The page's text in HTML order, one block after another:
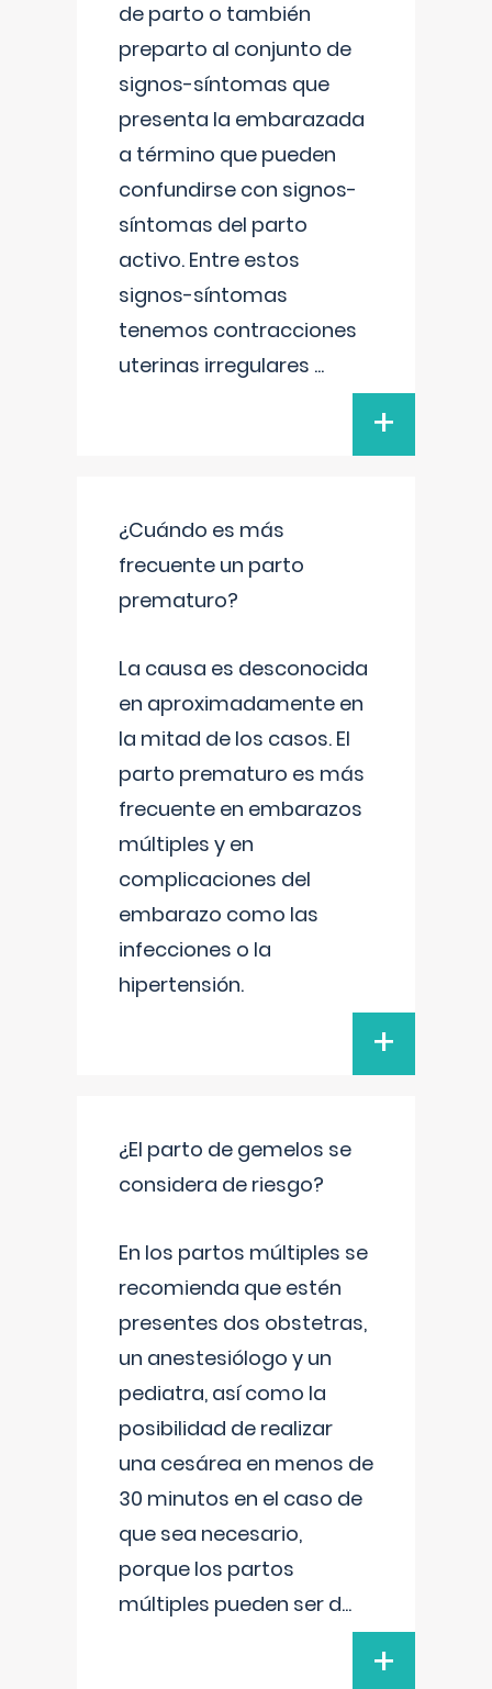
de parto o también
preparto al conjunto de
signos-síntomas que
presenta la embarazada
a término que pueden
confundirse con signos-
síntomas del parto
activo. Entre estos
signos-síntomas
tenemos contracciones
uterinas irregulares ...
+
¿Cuándo es más
frecuente un parto
prematuro?
La causa es desconocida
en aproximadamente en
la mitad de los casos. El
parto prematuro es más
frecuente en embarazos
múltiples y en
complicaciones del
embarazo como las
infecciones o la
hipertensión.
+
¿El parto de gemelos se
considera de riesgo?
En los partos múltiples se
recomienda que estén
presentes dos obstetras,
un anestesiólogo y un
pediatra, así como la
posibilidad de realizar
una cesárea en menos de
30 minutos en el caso de
que sea necesario,
porque los partos
múltiples pueden ser d...
+